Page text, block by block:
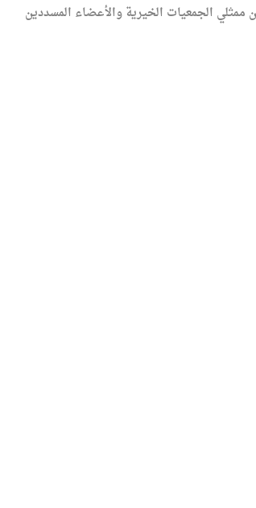
ممثلي الجمعيات الخيرية والأعضاء المسددين